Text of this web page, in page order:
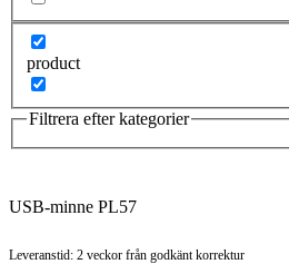
product
Filtrera efter kategorier
USB-minne PL57
Leveranstid: 2 veckor från godkänt korrektur